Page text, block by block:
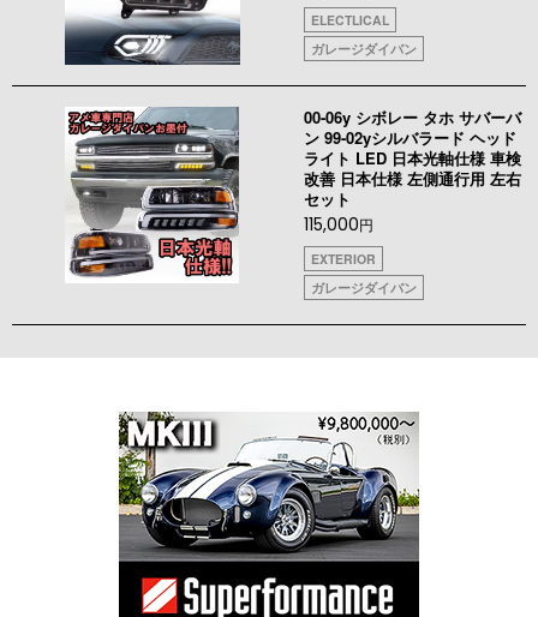
ELECTLICAL
ガレージダイバン
00-06y シボレー タホ サバーバ
ン 99-02yシルバラード ヘッド
ライト LED 日本光軸仕様 車検
改善 日本仕様 左側通行用 左右
セット
115,000円
EXTERIOR
ガレージダイバン